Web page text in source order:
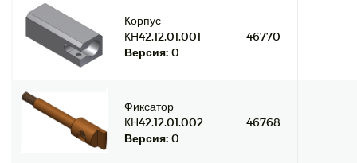
Корпус
КН42.12.01.001
Версия: 0
46770
Фиксатор
КН42.12.01.002
Версия: 0
46768